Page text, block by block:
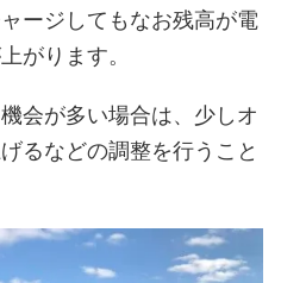
ージしてもなお残高が電
がります。
会が多い場合は、少しオ
るなどの調整を行うこと